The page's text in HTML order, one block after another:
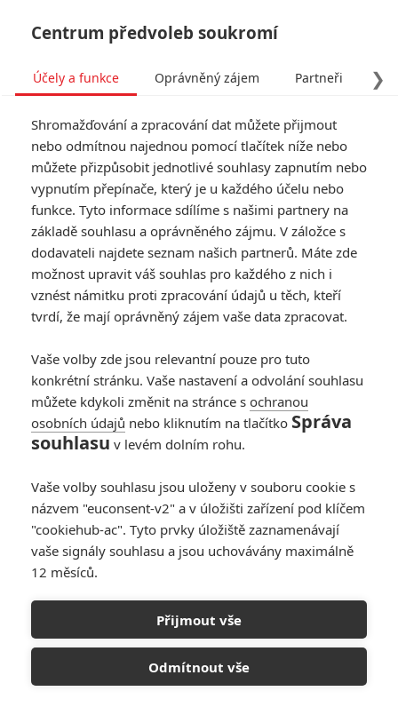
Tintinova dobrodružství:
Záplava nových fotek
Napsal:Martin Svoboda - (svobik), 20.09.2011 11:13
KOMENTÁŘE 0
PŘIDAT NOVÝ KOMENTÁŘ
Pro psaní komentářů, se přihlašte.
RECENZE FILMŮ
10
narůžovo
5
Recenze: Záhada strašidelného
zámku úroveň štědrovečerních
pohádek nepozvedla
Centrum předvoleb soukromí
❯
Účely a funkce Oprávněný zájem Partneři
Shromažďování a zpracování dat můžete přijmout
nebo odmítnou najednou pomocí tlačítek níže nebo
můžete přizpůsobit jednotlivé souhlasy zapnutím nebo
vypnutím přepínače, který je u každého účelu nebo
funkce. Tyto informace sdílíme s našimi partnery na
základě souhlasu a oprávněného zájmu. V záložce s
dodavateli najdete seznam našich partnerů. Máte zde
možnost upravit váš souhlas pro každého z nich i
vznést námitku proti zpracování údajů u těch, kteří
tvrdí, že mají oprávněný zájem vaše data zpracovat.
Vaše volby zde jsou relevantní pouze pro tuto
konkrétní stránku. Vaše nastavení a odvolání souhlasu
můžete kdykoli změnit na stránce s ochranou
osobních údajů nebo kliknutím na tlačítko Správa
souhlasu v levém dolním rohu.
Vaše volby souhlasu jsou uloženy v souboru cookie s
názvem "euconsent-v2" a v úložišti zařízení pod klíčem
"cookiehub-ac". Tyto prvky úložiště zaznamenávají
vaše signály souhlasu a jsou uchovávány maximálně
12 měsíců.
Přijmout vše
Odmítnout vše